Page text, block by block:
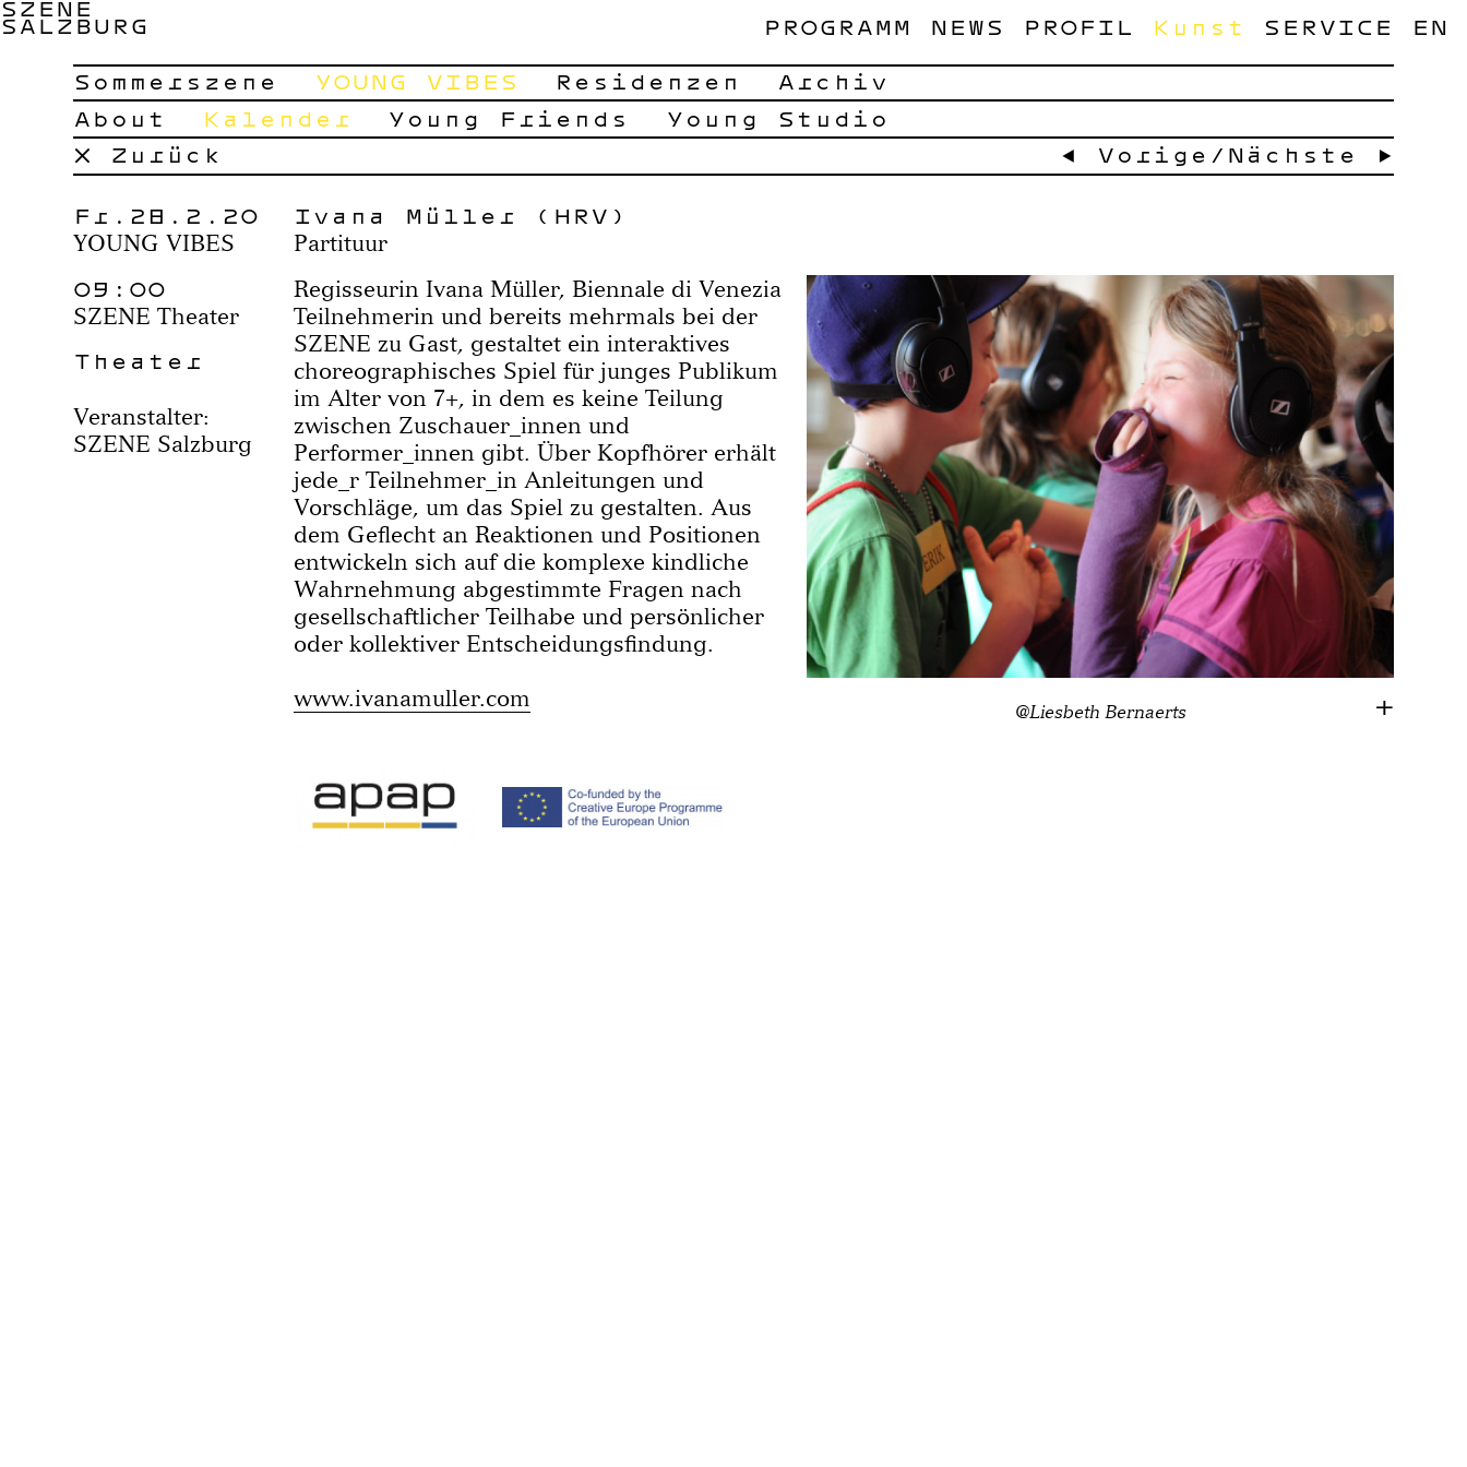
SZENE
SALZBURG PROGRAMM NEWS PROFIL
Kunst
Sommerszene
YOUNG VIBES
About
Kalender Young Friends Young Studio
Residenzen Archiv
SERVICE EN
× Zurück ← Vorige / Nächste →
Fr.28.2.20
YOUNG VIBES
Ivana Müller (HRV)
Partituur
09:00
SZENE Theater
Theater
Veranstalter:
SZENE Salzburg
@Liesbeth Bernaerts
Regisseurin Ivana Müller, Biennale di Venezia
Teilnehmerin und bereits mehrmals bei der
SZENE zu Gast, gestaltet ein interaktives
choreographisches Spiel für junges Publikum
im Alter von 7+, in dem es keine Teilung
zwischen Zuschauer_innen und
Performer_innen gibt. Über Kopfhörer erhält
jede_r Teilnehmer_in Anleitungen und
Vorschläge, um das Spiel zu gestalten. Aus
dem Geflecht an Reaktionen und Positionen
entwickeln sich auf die komplexe kindliche
Wahrnehmung abgestimmte Fragen nach
gesellschaftlicher Teilhabe und persönlicher
oder kollektiver Entscheidungsfindung.
www.ivanamuller.com